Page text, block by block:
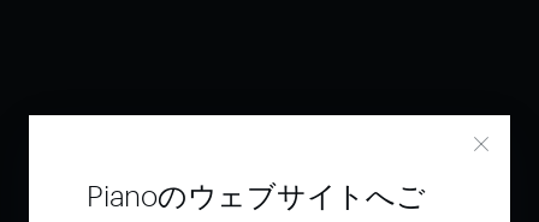
Pianoのウェブサイトへご